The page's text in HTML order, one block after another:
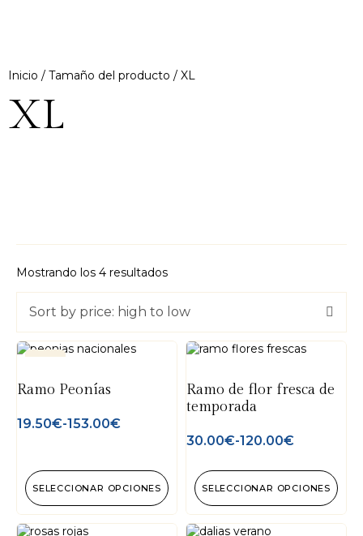
Inicio / Tamaño del producto / XL
XL
Mostrando los 4 resultados
Sort by price: high to low
-7%
Ramo Peonías
19.50€-153.00€
SELECCIONAR OPCIONES
Ramo de flor fresca de
temporada
30.00€-120.00€
SELECCIONAR OPCIONES